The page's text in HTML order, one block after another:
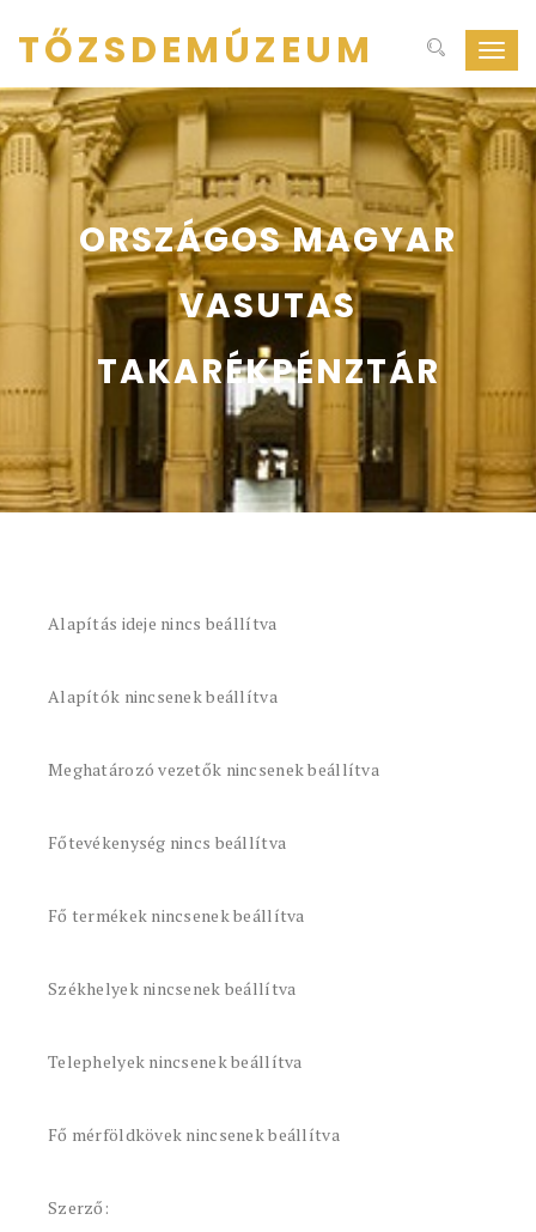
ki-
be
TŐZSDEMÚZEUM
ORSZÁGOS MAGYAR
VASUTAS
TAKARÉKPÉNZTÁR
Alapítás ideje nincs beállítva
Alapítók nincsenek beállítva
Meghatározó vezetők nincsenek beállítva
Főtevékenység nincs beállítva
Fő termékek nincsenek beállítva
Székhelyek nincsenek beállítva
Telephelyek nincsenek beállítva
Fő mérföldkövek nincsenek beállítva
Szerző: